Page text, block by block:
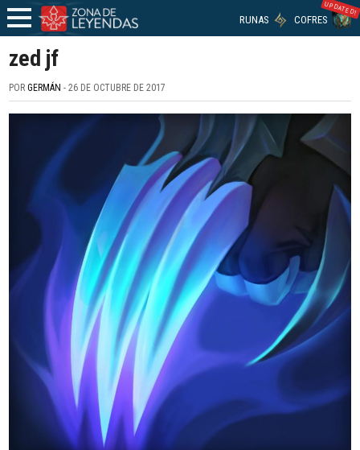
RUNAS COFRES
UPDATED!
zed jf
PORGERMÁN - 26 DE OCTUBRE DE 2017